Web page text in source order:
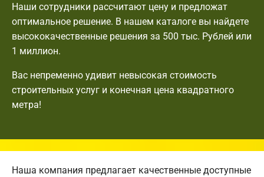
Наши сотрудники рассчитают цену и предложат
оптимальное решение. В нашем каталоге вы найдете
высококачественные решения за 500 тыс. Рублей или
1 миллион.
Вас непременно удивит невысокая стоимость
строительных услуг и конечная цена квадратного
метра!
Наша компания предлагает качественные доступные